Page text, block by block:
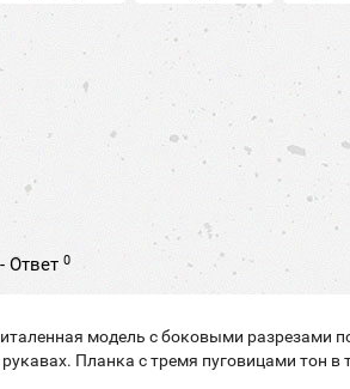
Ответ0
модель с боковыми разрезами
Планка с тремя пуговицами тон в